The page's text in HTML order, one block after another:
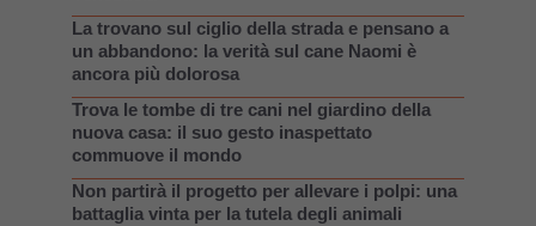
La trovano sul ciglio della strada e pensano a
un abbandono: la verità sul cane Naomi è
ancora più dolorosa
Trova le tombe di tre cani nel giardino della
nuova casa: il suo gesto inaspettato
commuove il mondo
Non partirà il progetto per allevare i polpi: una
battaglia vinta per la tutela degli animali